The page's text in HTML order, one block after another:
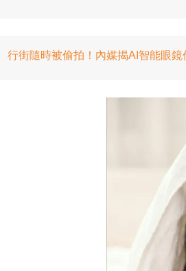
行街隨時被偷拍！內媒揭AI智能眼